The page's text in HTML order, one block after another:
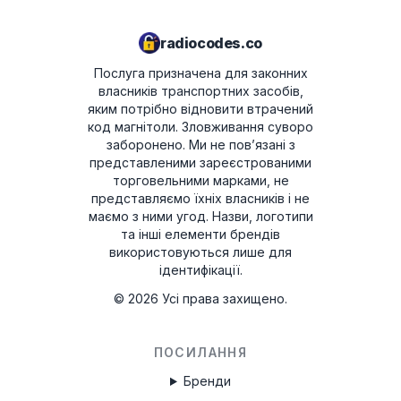
пристрій.
екранами: U з першими 4 цифрами
серійного номера (наприклад, U2200) і L
з останніми 4 цифрами серійного
номера (наприклад, L0055).
Запишіть 8 цифр без літер U і L — це
серійний номер магнітоли. Введіть його
у форму вище, щоб отримати код.
Acura TL 2003 - 2007
на дисплеї з’явилося повідомлення
radiocodes.co
Послуга призначена для законних
власників транспортних засобів,
яким потрібно відновити втрачений
код магнітоли. Зловживання суворо
заборонено. Ми не пов’язані з
представленими зареєстрованими
торговельними марками, не
представляємо їхніх власників і не
маємо з ними угод. Назви, логотипи
та інші елементи брендів
використовуються лише для
ідентифікації.
© 2026 Усі права захищено.
ПОСИЛАННЯ
Бренди